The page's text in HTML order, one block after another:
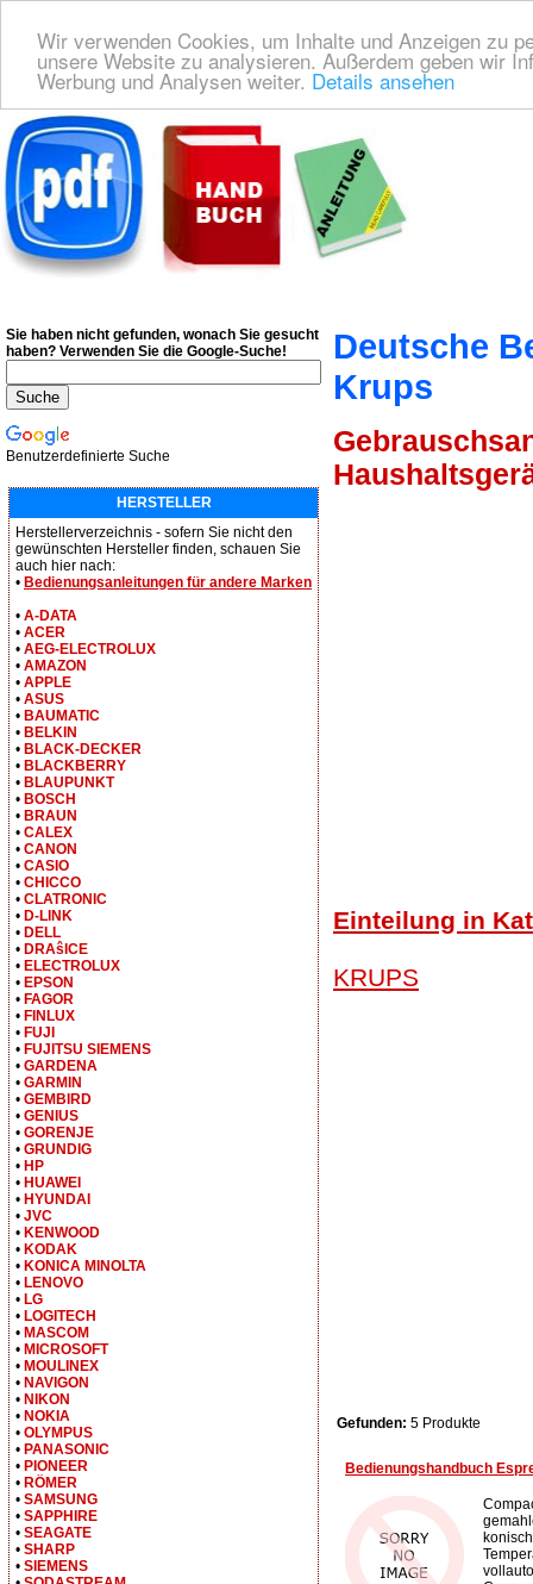
Wir verwenden Cookies, um Inhalte und Anzeigen zu
unsere Website zu analysieren. Außerdem geben wir
Werbung und Analysen weiter. Details ansehen
Deutsche Bedienungsanleitung Downloaden | Wir finden für Sie das
Deutsche
Krups
Einteilung in
KRUPS
Gefunden: 5 Produkte
Bedienungshandbuch
Sie haben nicht gefunden, wonach Sie gesucht
haben? Verwenden Sie die Google-Suche!
Benutzerdefinierte Suche
HERSTELLER
Herstellerverzeichnis - sofern Sie nicht den
gewünschten Hersteller finden, schauen Sie
auch hier nach:
• Bedienungsanleitungen für andere Marken
• A-DATA
• ACER
• AEG-ELECTROLUX
• AMAZON
• APPLE
• ASUS
• BAUMATIC
• BELKIN
• BLACK-DECKER
• BLACKBERRY
• BLAUPUNKT
• BOSCH
• BRAUN
• CALEX
• CANON
• CASIO
• CHICCO
• CLATRONIC
• D-LINK
• DELL
• DRAŝICE
• ELECTROLUX
• EPSON
• FAGOR
• FINLUX
• FUJI
• FUJITSU SIEMENS
• GARDENA
• GARMIN
• GEMBIRD
• GENIUS
• GORENJE
• GRUNDIG
• HP
• HUAWEI
• HYUNDAI
• JVC
• KENWOOD
• KODAK
• KONICA MINOLTA
• LENOVO
• LG
• LOGITECH
• MASCOM
• MICROSOFT
• MOULINEX
• NAVIGON
• NIKON
• NOKIA
• OLYMPUS
• PANASONIC
• PIONEER
• RÖMER
• SAMSUNG
• SAPPHIRE
• SEAGATE
• SHARP
• SIEMENS